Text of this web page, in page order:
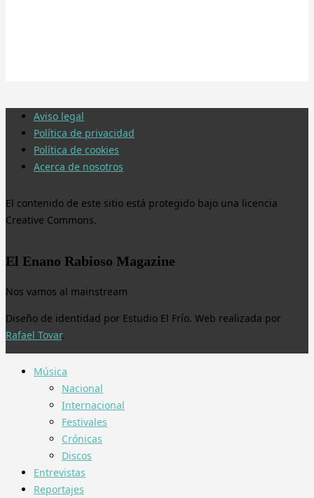
Aviso legal
Política de privacidad
Política de cookies
Acerca de nosotros
El contenido de este sitio está protegido bajo una licencia
Creative Commons.
El Enano Rabioso Magazine
Nos vamos al mainstream
Diseño de identidad por Estudio El Frío. Web realizada por
Rafael Tovar.
Música
Nacional
Internacional
Festivales
Crónicas
Discos
Entrevistas
Reportajes